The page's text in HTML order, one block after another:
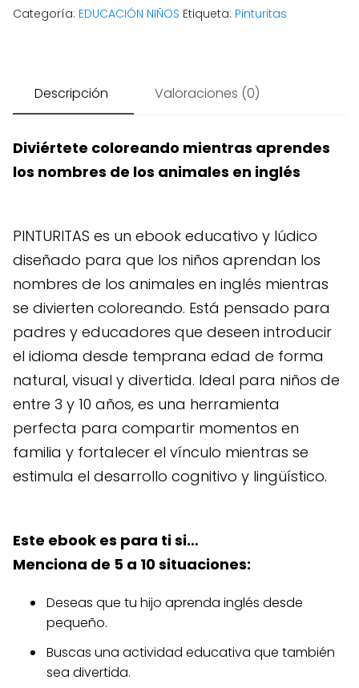
Categoría: EDUCACIÓN NIÑOS Etiqueta: Pinturitas
Descripción Valoraciones (0)
Diviértete coloreando mientras aprendes
los nombres de los animales en inglés
PINTURITAS es un ebook educativo y lúdico
diseñado para que los niños aprendan los
nombres de los animales en inglés mientras
se divierten coloreando. Está pensado para
padres y educadores que deseen introducir
el idioma desde temprana edad de forma
natural, visual y divertida. Ideal para niños de
entre 3 y 10 años, es una herramienta
perfecta para compartir momentos en
familia y fortalecer el vínculo mientras se
estimula el desarrollo cognitivo y lingüístico.
Este ebook es para ti si…
Menciona de 5 a 10 situaciones:
Deseas que tu hijo aprenda inglés desde
pequeño.
Buscas una actividad educativa que también
sea divertida.